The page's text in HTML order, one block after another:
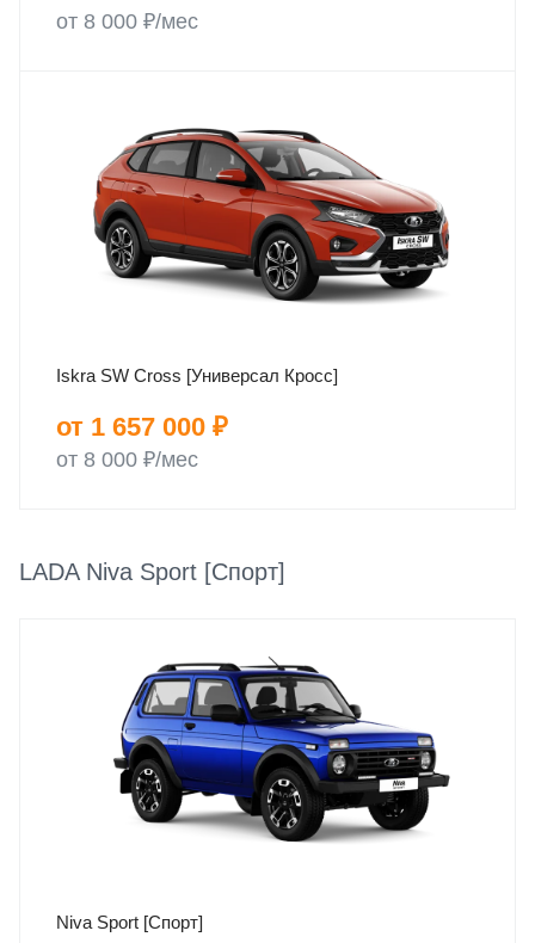
от 8 000 ₽/мес
Iskra SW Cross [Универсал Кросс]
от 1 657 000 ₽
от 8 000 ₽/мес
LADA Niva Sport [Спорт]
Niva Sport [Спорт]